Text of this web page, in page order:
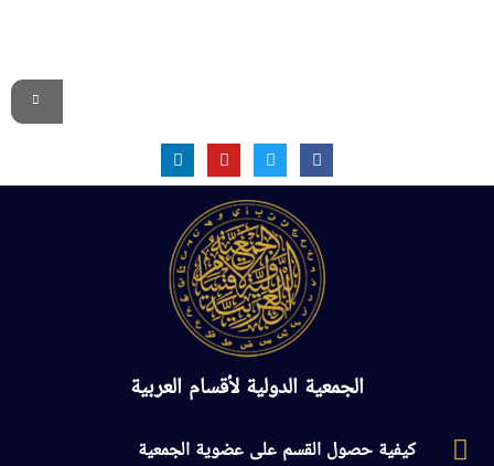
الجمعية الدولية لأقسام العربية
كيفية حصول القسم على عضوية الجمعية